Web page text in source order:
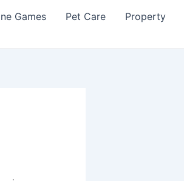
Games Pet Care
Property